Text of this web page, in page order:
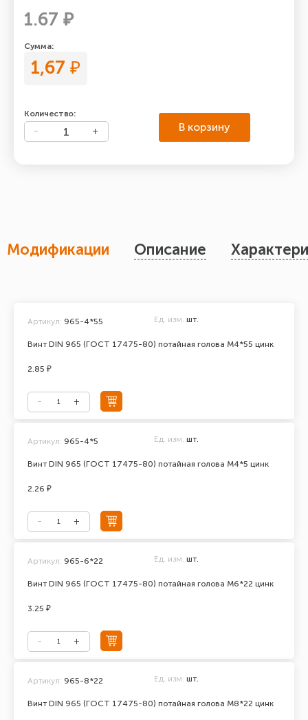
1.67 ₽
Сумма:
1,67 ₽
Количество:
В корзину
Модификации Описание
Винт DIN 965 (ГОСТ 17475-80) потайная голова М4*55 цинк
Артикул: 965-4*55 Ед. изм. шт.
2.85 ₽
Винт DIN 965 (ГОСТ 17475-80) потайная голова М4*5 цинк
Артикул: 965-4*5 Ед. изм. шт.
2.26 ₽
Винт DIN 965 (ГОСТ 17475-80) потайная голова М6*22 цинк
Артикул: 965-6*22 Ед. изм. шт.
3.25 ₽
Винт DIN 965 (ГОСТ 17475-80) потайная голова М8*22 цинк
Артикул: 965-8*22 Ед. изм. шт.